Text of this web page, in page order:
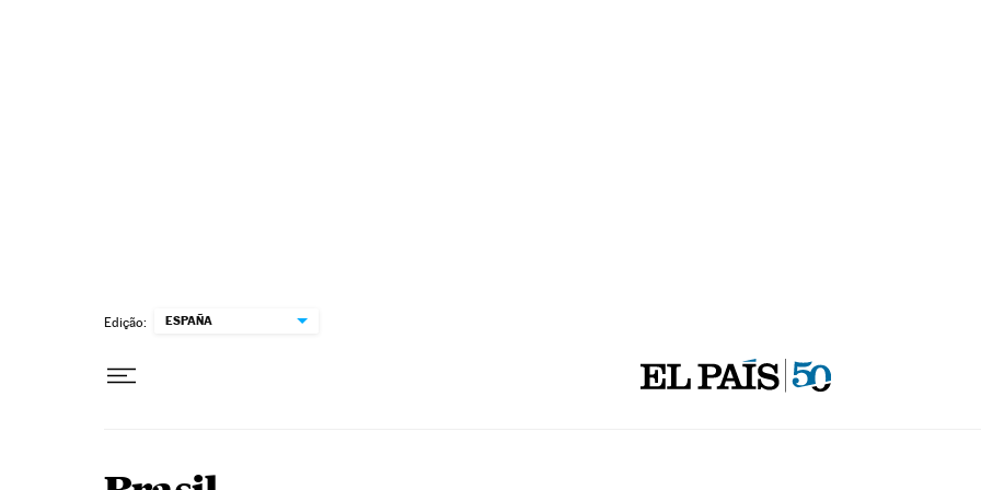
Edição: ESPAÑA